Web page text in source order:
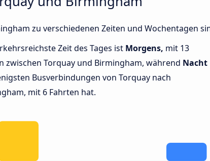
zu verschiedenen Zeiten und Wochentagen
Zeit des Tages ist Morgens, mit 13
zwischen Torquay und Birmingham, während Nacht
Busverbindungen von Torquay nach
mit 6 Fahrten hat.